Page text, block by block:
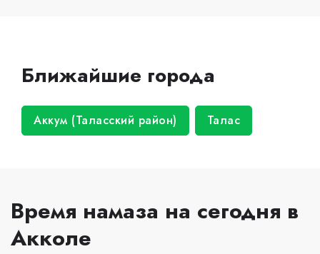
Ближайшие города
Аккум (Таласский район) Талас
Время намаза на сегодня в
Акколе